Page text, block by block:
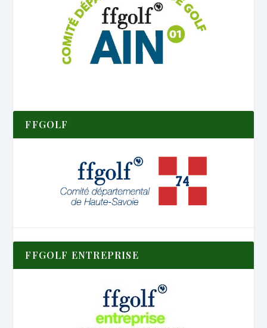
FFGOLF
FFGOLF ENTREPRISE